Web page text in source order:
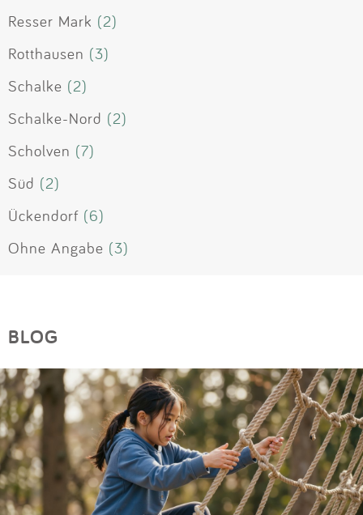
Resser Mark (2)
Rotthausen (3)
Schalke (2)
Schalke-Nord (2)
Scholven (7)
Süd (2)
Ückendorf (6)
Ohne Angabe (3)
BLOG